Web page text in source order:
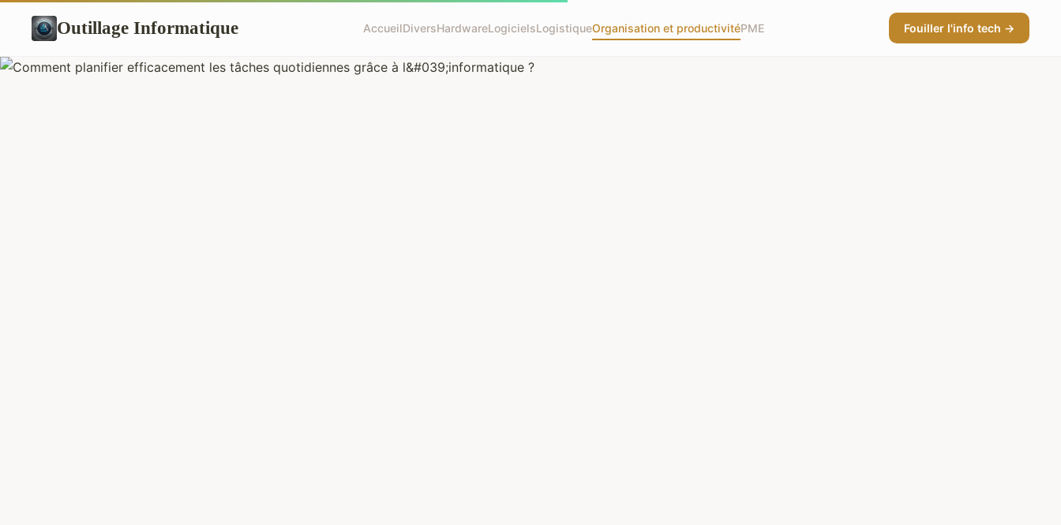
Outillage Informatique AccueilDiversHardwareLogicielsLogistiqueOrganisation et productivitéPME Fouiller l'info tech →